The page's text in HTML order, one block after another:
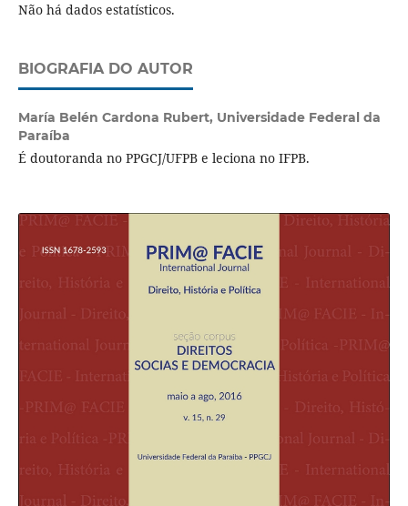
Não há dados estatísticos.
BIOGRAFIA DO AUTOR
María Belén Cardona Rubert, Universidade Federal da
Paraíba
É doutoranda no PPGCJ/UFPB e leciona no IFPB.